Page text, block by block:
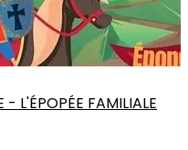
L'ÉPOPÉE FAMILIALE